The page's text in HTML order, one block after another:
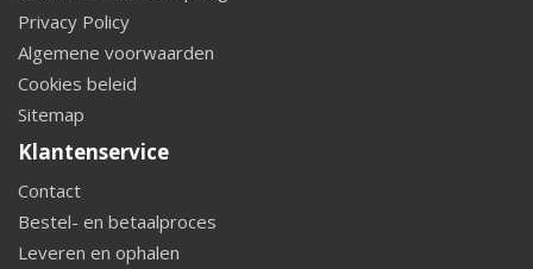
Privacy Policy
Algemene voorwaarden
Cookies beleid
Sitemap
Klantenservice
Contact
Bestel- en betaalproces
Leveren en ophalen